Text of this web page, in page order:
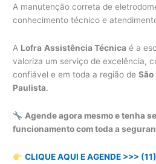
A manutenção correta de
conhecimento técnico e
A Lofra Assistência Técnica é a
valoriza um serviço de excelência,
confiável e em toda a região deSão
Paulista.
Agende agora mesmo e tenha
funcionamento com toda a
CLIQUE AQUI E AGENDE >>>